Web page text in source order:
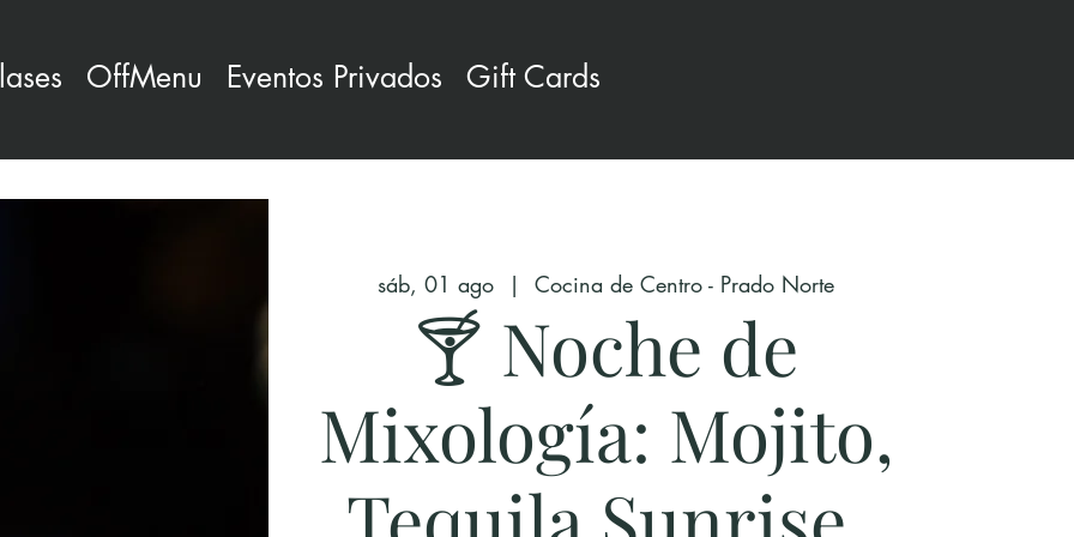
OffMenu Eventos Privados Gift Cards
sáb, 01 ago
  |
Cocina de Centro - Prado Norte
🍸 Noche de
Mixología: Mojito,